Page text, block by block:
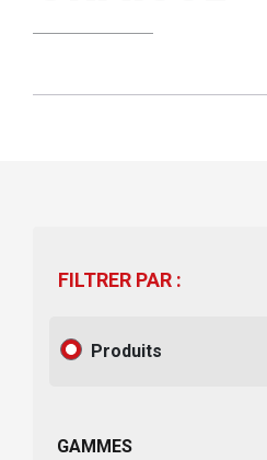
FILTRER PAR :
Produits
GAMMES